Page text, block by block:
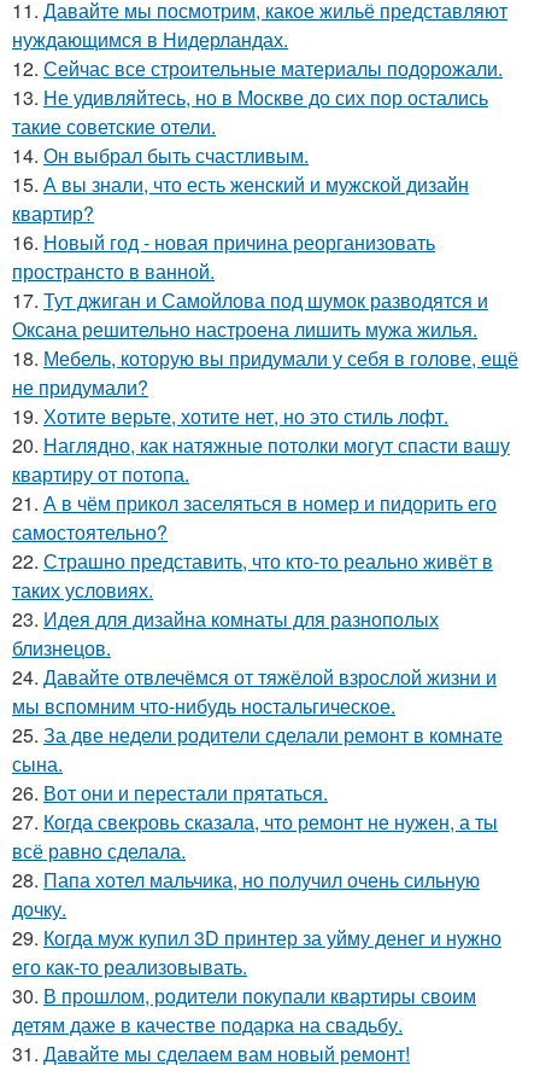
11. Давайте мы посмотрим, какое жильё представляют
нуждающимся в Нидерландах.
12. Сейчас все строительные материалы подорожали.
13. Не удивляйтесь, но в Москве до сих пор остались
такие советские отели.
14. Он выбрал быть счастливым.
15. А вы знали, что есть женский и мужской дизайн
квартир?
16. Новый год - новая причина реорганизовать
пространсто в ванной.
17. Тут джиган и Самойлова под шумок разводятся и
Оксана решительно настроена лишить мужа жилья.
18. Мебель, которую вы придумали у себя в голове, ещё
не придумали?
19. Хотите верьте, хотите нет, но это стиль лофт.
20. Наглядно, как натяжные потолки могут спасти вашу
квартиру от потопа.
21. А в чём прикол заселяться в номер и пидорить его
самостоятельно?
22. Страшно представить, что кто-то реально живёт в
таких условиях.
23. Идея для дизайна комнаты для разнополых
близнецов.
24. Давайте отвлечёмся от тяжёлой взрослой жизни и
мы вспомним что-нибудь ностальгическое.
25. За две недели родители сделали ремонт в комнате
сына.
26. Вот они и перестали прятаться.
27. Когда свекровь сказала, что ремонт не нужен, а ты
всё равно сделала.
28. Папа хотел мальчика, но получил очень сильную
дочку.
29. Когда муж купил 3D принтер за уйму денег и нужно
его как-то реализовывать.
30. В прошлом, родители покупали квартиры своим
детям даже в качестве подарка на свадьбу.
31. Давайте мы сделаем вам новый ремонт!